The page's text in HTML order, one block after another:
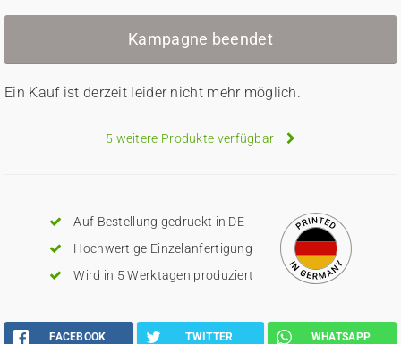
Kampagne beendet
Ein Kauf ist derzeit leider nicht mehr möglich.
5 weitere Produkte verfügbar
Auf Bestellung gedruckt in DE
Hochwertige Einzelanfertigung
Wird in 5 Werktagen produziert
FACEBOOK TWITTER WHATSAPP